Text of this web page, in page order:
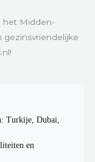
het Midden-
gezinsvriendelijke
Turkije, Dubai,
en